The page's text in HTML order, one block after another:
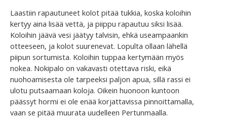
Laastiin rapautuneet kolot pitää tukkia, koska koloihin
kertyy aina lisää vettä, ja piippu rapautuu siksi lisää.
Koloihin jäävä vesi jäätyy talvisin, ehkä useampaankin
otteeseen, ja kolot suurenevat. Lopulta ollaan lähellä
piipun sortumista. Koloihin tuppaa kertymään myös
nokea. Nokipalo on vakavasti otettava riski, eikä
nuohoamisesta ole tarpeeksi paljon apua, sillä rassi ei
ulotu putsaamaan koloja. Oikein huonoon kuntoon
päässyt hormi ei ole enää korjattavissa pinnoittamalla,
vaan se pitää muurata uudelleen Pertunmaalla.